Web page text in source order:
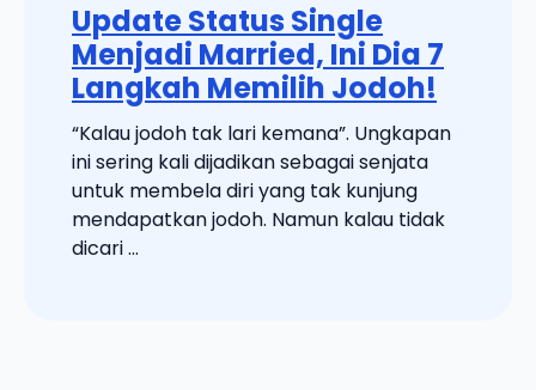
Update Status Single
Menjadi Married, Ini Dia 7
Langkah Memilih Jodoh!
“Kalau jodoh tak lari kemana”. Ungkapan
ini sering kali dijadikan sebagai senjata
untuk membela diri yang tak kunjung
mendapatkan jodoh. Namun kalau tidak
dicari ...